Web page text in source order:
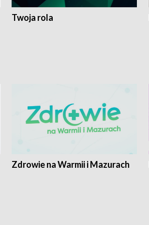
Twoja rola
Zdrowie na Warmii i Mazurach